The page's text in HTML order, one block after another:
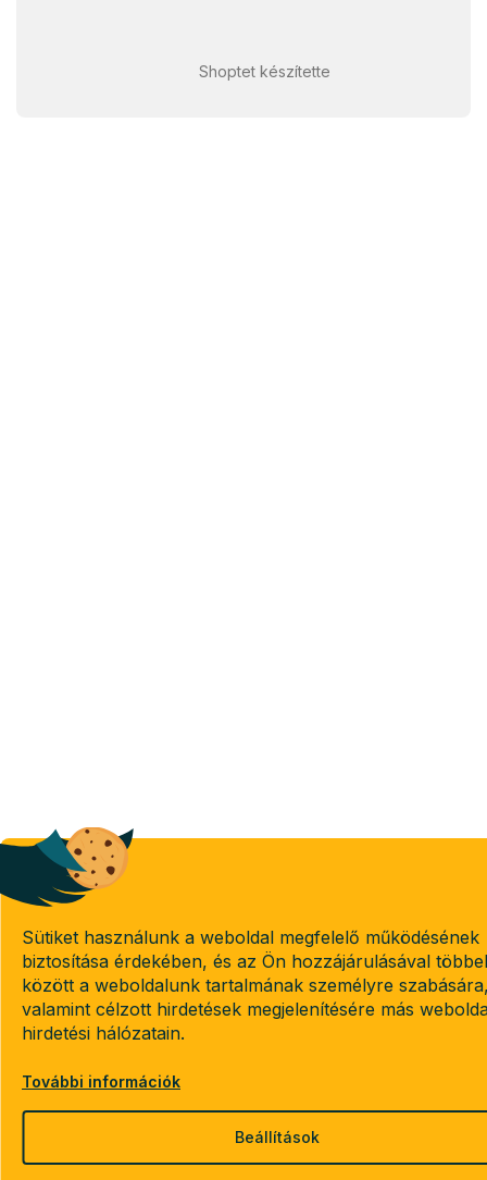
Sütiket használunk a weboldal megfelelő működésének
biztosítása érdekében, és az Ön hozzájárulásával
között a weboldalunk tartalmának személyre
valamint célzott hirdetések megjelenítésére más
hirdetési hálózatain.
További információk
Beállítások
Shoptet készítette